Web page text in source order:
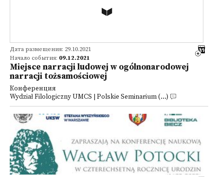
Дата размещения: 29.10.2021
Начало события: 09.12.2021
Miejsce narracji ludowej w ogólnonarodowej
narracji tożsamościowej
Конференция
Wydział Filologiczny UMCS | Polskie Seminarium (...)